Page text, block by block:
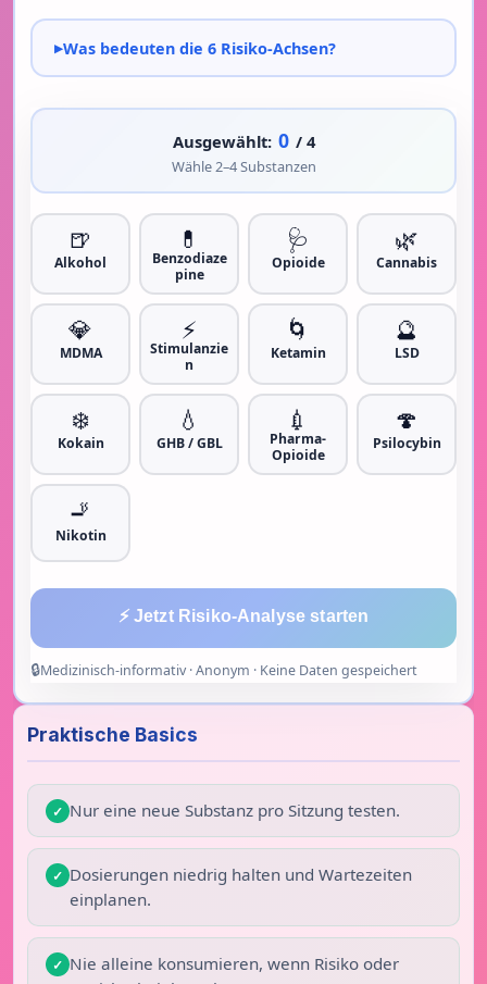
Was bedeuten die 6 Risiko-Achsen?
Ausgewählt: 0 / 4
Wähle 2–4 Substanzen
🍺
Alkohol
💊
Benzodiaze
pine
🩺
Opioide
🌿
Cannabis
💎
MDMA
⚡
Stimulanzie
n
🌀
Ketamin
🔮
LSD
❄️
Kokain
💧
GHB / GBL
💉
Pharma-
Opioide
🍄
Psilocybin
🚬
Nikotin
⚡ Jetzt Risiko-Analyse starten
Medizinisch-informativ · Anonym · Keine Daten gespeichert
Praktische Basics
Nur eine neue Substanz pro Sitzung testen.
Dosierungen niedrig halten und Wartezeiten
einplanen.
Nie alleine konsumieren, wenn Risiko oder